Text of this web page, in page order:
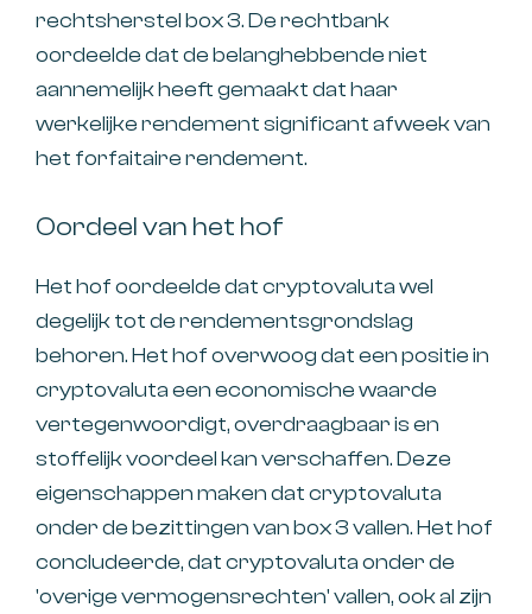
rechtsherstel box 3. De rechtbank
oordeelde dat de belanghebbende niet
aannemelijk heeft gemaakt dat haar
werkelijke rendement significant afweek van
het forfaitaire rendement.
Oordeel van het hof
Het hof oordeelde dat cryptovaluta wel
degelijk tot de rendementsgrondslag
behoren. Het hof overwoog dat een positie in
cryptovaluta een economische waarde
vertegenwoordigt, overdraagbaar is en
stoffelijk voordeel kan verschaffen. Deze
eigenschappen maken dat cryptovaluta
onder de bezittingen van box 3 vallen. Het hof
concludeerde, dat cryptovaluta onder de
'overige vermogensrechten' vallen, ook al zijn